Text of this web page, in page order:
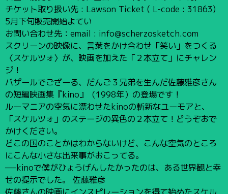
チケット取り扱い先 : Lawson Ticket ( L-code : 31863)
5月下旬販売開始よてい
お問い合わせ先：email : info@scherzosketch.com
スクリーンの映像に、言葉をかけ合わせ「笑い」をつくる
〈スケルツォ〉が、映画を加えた「２本立て」にチャレン
ジ！
バザールでござーる、だんご３兄弟を生んだ佐藤雅彦さん
の短編映画集『kino』（1998年）の登場です！
ルーマニアの空気に漂わせたkinoの斬新なユーモアと、
「スケルツォ」のステージの異色の２本立て！どうぞおで
かけください。
どこの国のことかはわからないけど、こんな空気のところ
にこんな小さな出来事がおこってる。
—-kinoで僕がひょうげんしたかったのは、ある世界観と幸
せの提示でした。 佐藤雅彦